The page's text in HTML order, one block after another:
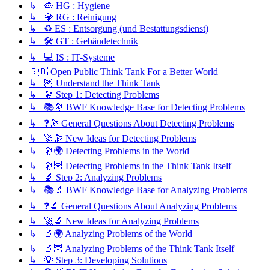
↳ 🦠 HG : Hygiene
↳ 💎 RG : Reinigung
↳ ♻️ ES : Entsorgung (und Bestattungsdienst)
↳ 🛠️ GT : Gebäudetechnik
↳ 💻 IS : IT-Systeme
🇬🇧 Open Public Think Tank For a Better World
↳ 🦉 Understand the Think Tank
↳ 🔭 Step 1: Detecting Problems
↳ 📚🔭 BWF Knowledge Base for Detecting Problems
↳ ❓🔭 General Questions About Detecting Problems
↳ 🚀🔭 New Ideas for Detecting Problems
↳ 🔭🌍 Detecting Problems in the World
↳ 🔭🦉 Detecting Problems in the Think Tank Itself
↳ 🔬 Step 2: Analyzing Problems
↳ 📚🔬 BWF Knowledge Base for Analyzing Problems
↳ ❓🔬 General Questions About Analyzing Problems
↳ 🚀🔬 New Ideas for Analyzing Problems
↳ 🔬🌍 Analyzing Problems of the World
↳ 🔬🦉 Analyzing Problems of the Think Tank Itself
↳ 💡 Step 3: Developing Solutions